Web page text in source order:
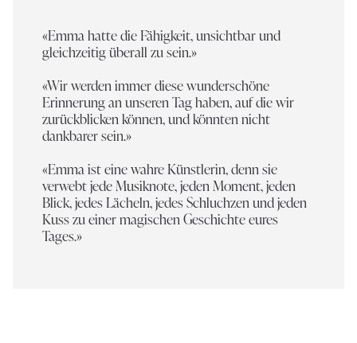
«Emma hatte die Fähigkeit, unsichtbar und
gleichzeitig überall zu sein.»
«Wir werden immer diese wunderschöne
Erinnerung an unseren Tag haben, auf die wir
zurückblicken können, und könnten nicht
dankbarer sein.»
«Emma ist eine wahre Künstlerin, denn sie
verwebt jede Musiknote, jeden Moment, jeden
Blick, jedes Lächeln, jedes Schluchzen und jeden
Kuss zu einer magischen Geschichte eures
Tages.»